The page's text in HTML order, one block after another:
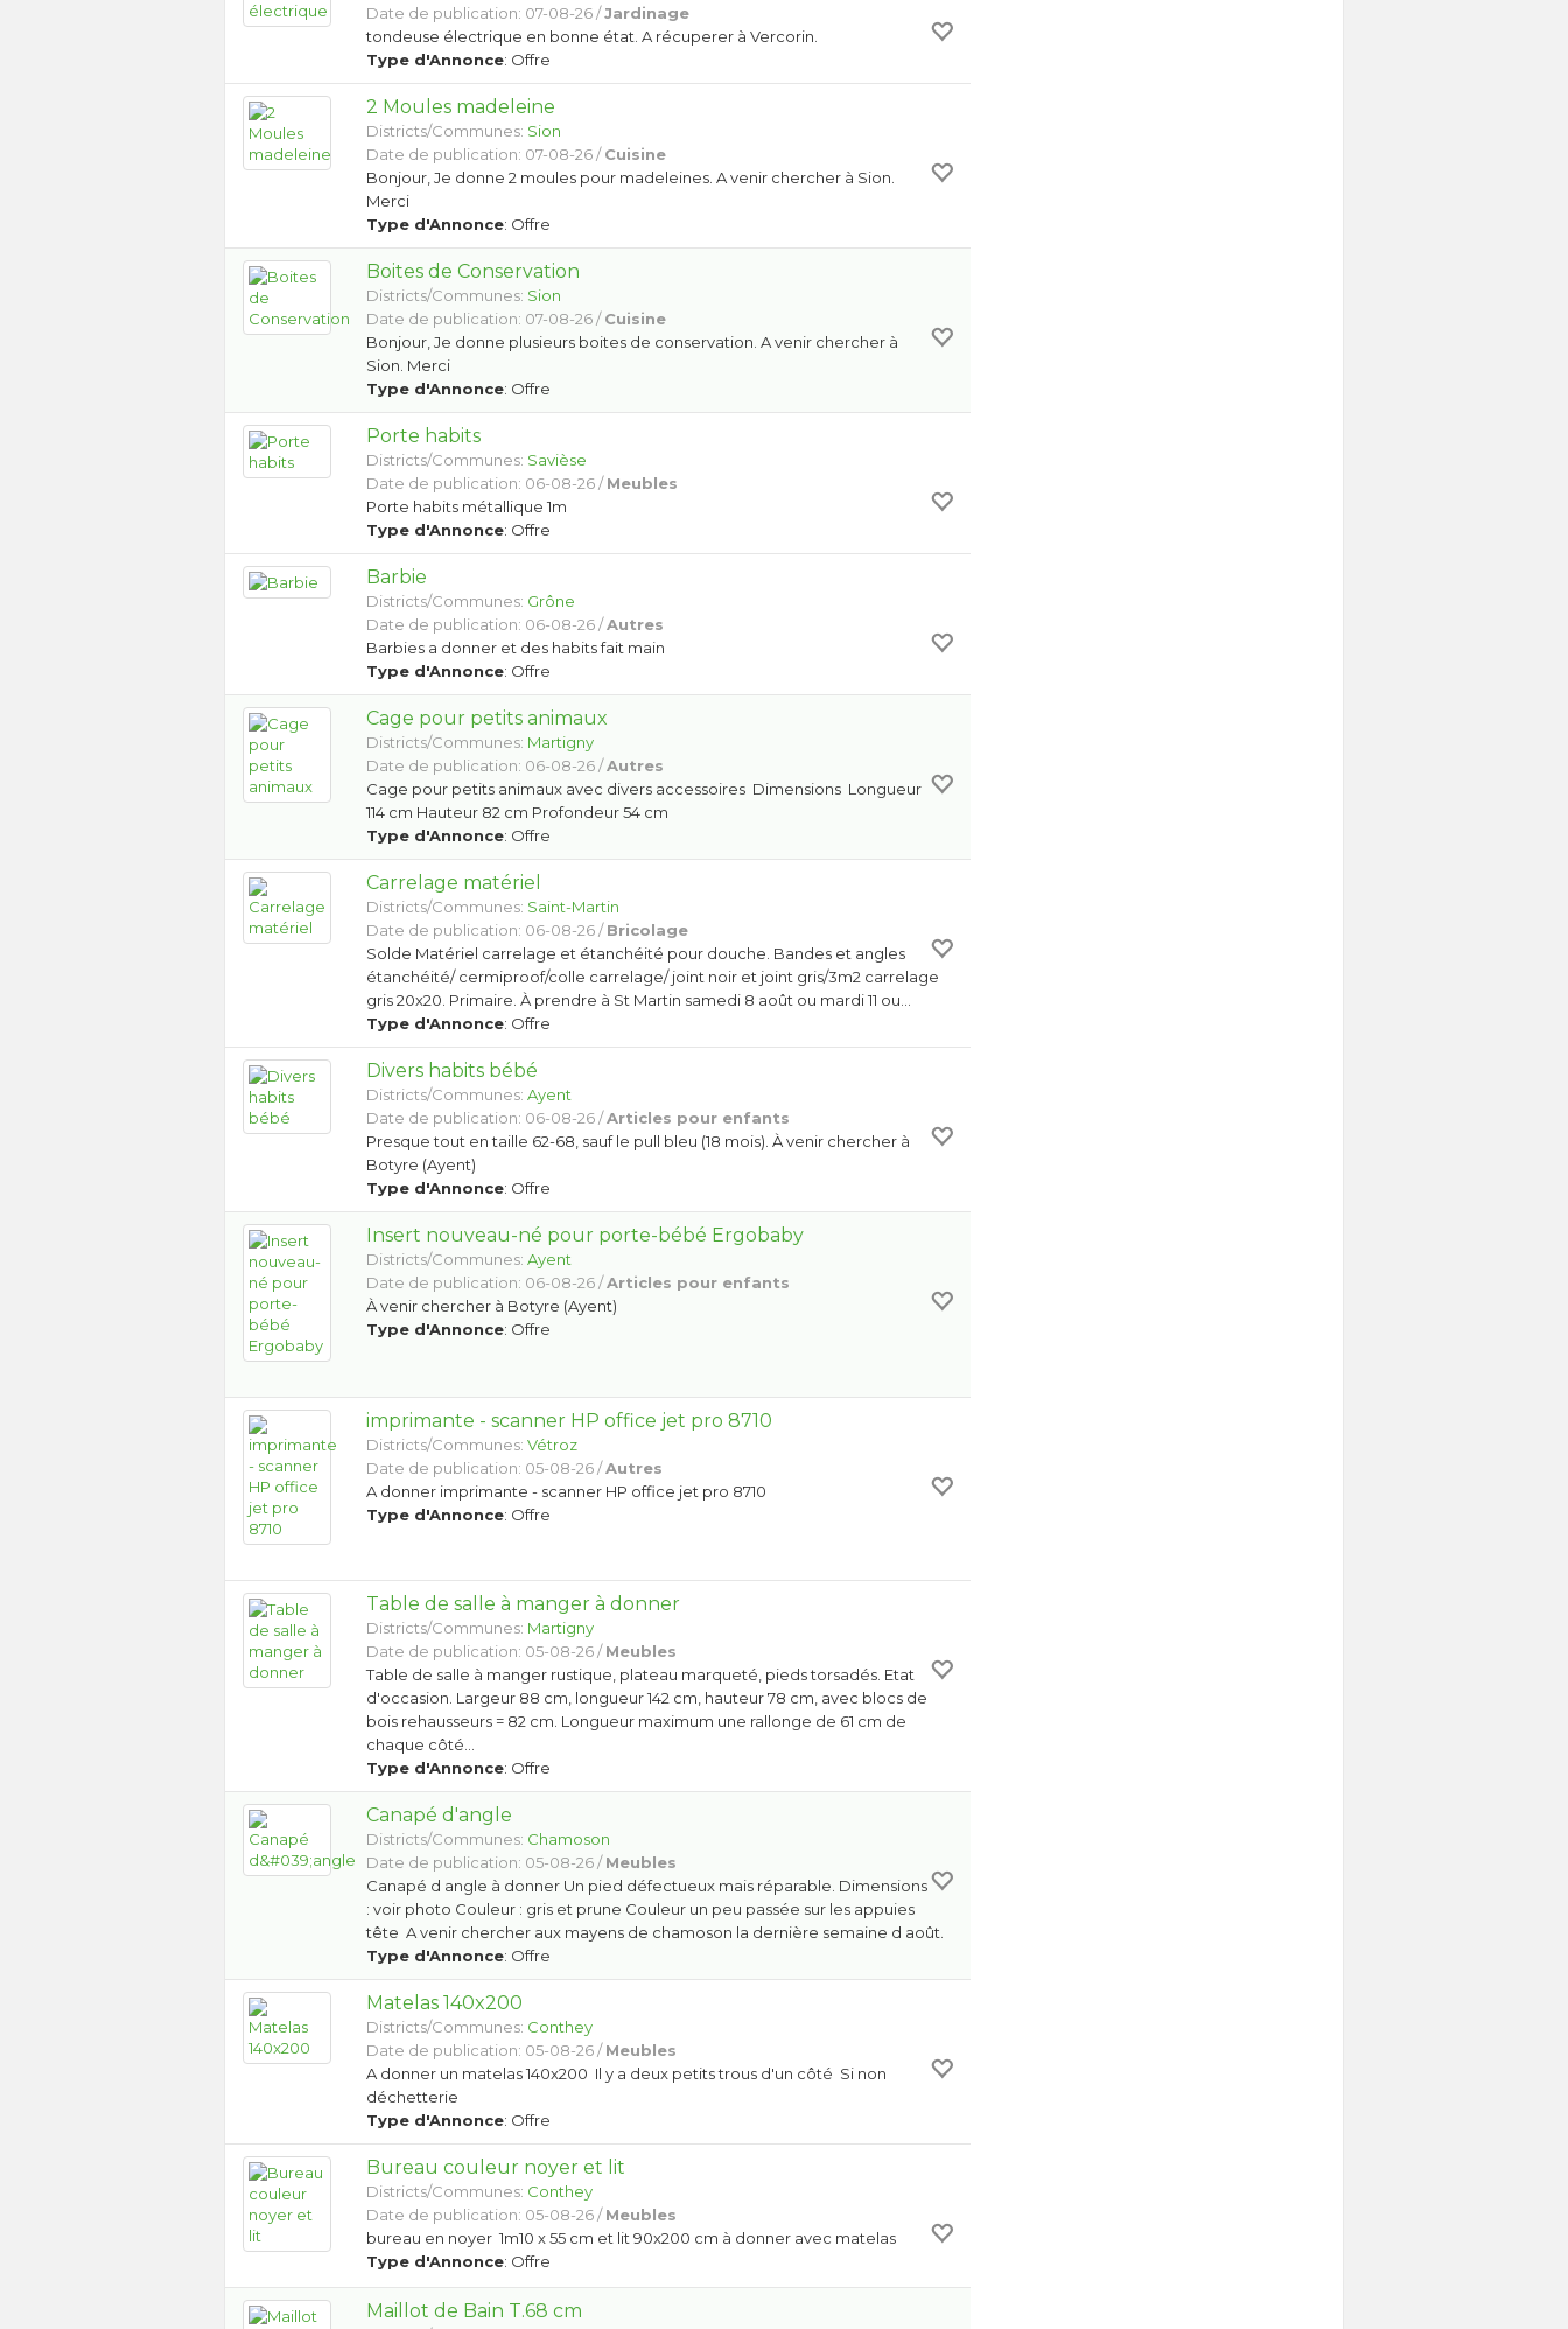
Date de publication: 07-08-26 /Jardinage
tondeuse électrique en bonne état. A récuperer à Vercorin.
Type d'Annonce: Offre
2 Moules madeleine
Districts/Communes: Sion
Date de publication: 07-08-26 /Cuisine
Bonjour, Je donne 2 moules pour madeleines. A venir chercher à Sion.
Merci
Type d'Annonce: Offre
Boites de Conservation
Districts/Communes: Sion
Date de publication: 07-08-26 /Cuisine
Bonjour, Je donne plusieurs boites de conservation. A venir chercher à
Sion. Merci
Type d'Annonce: Offre
Porte habits
Districts/Communes: Savièse
Date de publication: 06-08-26 /Meubles
Porte habits métallique 1m
Type d'Annonce: Offre
Barbie
Districts/Communes: Grône
Date de publication: 06-08-26 /Autres
Barbies a donner et des habits fait main
Type d'Annonce: Offre
Cage pour petits animaux
Districts/Communes: Martigny
Date de publication: 06-08-26 /Autres
Cage pour petits animaux avec divers accessoires Dimensions Longueur
114 cm Hauteur 82 cm Profondeur 54 cm
Type d'Annonce: Offre
Carrelage matériel
Districts/Communes: Saint-Martin
Date de publication: 06-08-26 /Bricolage
Solde Matériel carrelage et étanchéité pour douche. Bandes et angles
étanchéité/ cermiproof/colle carrelage/ joint noir et joint gris/3m2 carrelage
gris 20x20. Primaire. À prendre à St Martin samedi 8 août ou mardi 11 ou…
Type d'Annonce: Offre
Divers habits bébé
Districts/Communes:Ayent
Date de publication: 06-08-26 /Articles pour enfants
Presque tout en taille 62-68, sauf le pull bleu (18 mois). À venir chercher à
Botyre (Ayent)
Type d'Annonce: Offre
Insert nouveau-né pour porte-bébé Ergobaby
Districts/Communes:Ayent
Date de publication: 06-08-26 /Articles pour enfants
À venir chercher à Botyre (Ayent)
Type d'Annonce: Offre
imprimante - scanner HP office jet pro 8710
Districts/Communes:Vétroz
Date de publication: 05-08-26 /Autres
A donner imprimante - scanner HP office jet pro 8710
Type d'Annonce: Offre
Table de salle à manger à donner
Districts/Communes: Martigny
Date de publication: 05-08-26 /Meubles
Table de salle à manger rustique, plateau marqueté, pieds torsadés. Etat
d'occasion. Largeur 88 cm, longueur 142 cm, hauteur 78 cm, avec blocs de
bois rehausseurs = 82 cm. Longueur maximum une rallonge de 61 cm de
chaque côté…
Type d'Annonce: Offre
Canapé d'angle
Districts/Communes: Chamoson
Date de publication: 05-08-26 /Meubles
Canapé d angle à donner Un pied défectueux mais réparable. Dimensions
: voir photo Couleur : gris et prune Couleur un peu passée sur les appuies
tête A venir chercher aux mayens de chamoson la dernière semaine d août.
Type d'Annonce: Offre
Matelas 140x200
Districts/Communes: Conthey
Date de publication: 05-08-26 /Meubles
A donner un matelas 140x200 Il y a deux petits trous d'un côté Si non
déchetterie
Type d'Annonce: Offre
Bureau couleur noyer et lit
Districts/Communes: Conthey
Date de publication: 05-08-26 /Meubles
bureau en noyer 1m10 x 55 cm et lit 90x200 cm à donner avec matelas
Type d'Annonce: Offre
Maillot de Bain T.68 cm